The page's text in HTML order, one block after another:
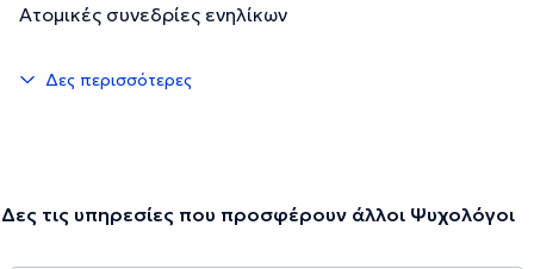
Ατομικές συνεδρίες ενηλίκων
Δες περισσότερες
Δες τις υπηρεσίες που προσφέρουν άλλοι Ψυχολόγοι